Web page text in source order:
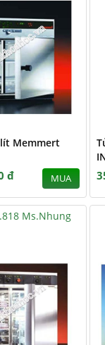
Memmert
đ MUA
Ms.Nhung